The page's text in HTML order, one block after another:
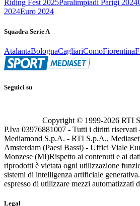
Riding Fest 2025Paralimpiadi Parigi 2024
2024Euro 2024
Squadra Serie A
AtalantaBolognaCagliariComoFiorentina
Seguici su
Copyright © 1999-2026 RTI
P.Iva 03976881007 - Tutti i diritti riservati
Mediamond S.p.A. - RTI S.p.A.,
Amsterdam (Paesi Bassi) - Uffici Viale
Monzese (MI)Rispetto ai contenuti e ai
riprodotti è vietata ogni utilizzazione
sistemi di intelligenza artificiale
espresso di utilizzare mezzi automatizzati
Legal